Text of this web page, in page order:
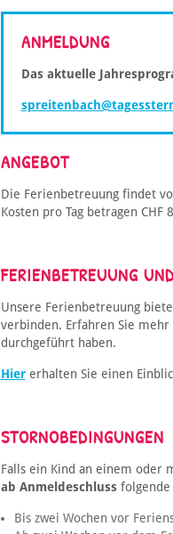
ANMELDUNG
Das aktuelle
ANGEBOT
Die Ferienbetreuung findet
Kosten pro Tag betragen
FERIENBETREUUNG
Unsere Ferienbetreuung
verbinden. Erfahren Sie
durchgeführt haben.
Hiererhalten Sie einen
STORNOBEDINGUNGEN
Falls ein Kind an einem oder
ab Anmeldeschluss folgende
Bis zwei Wochen vor